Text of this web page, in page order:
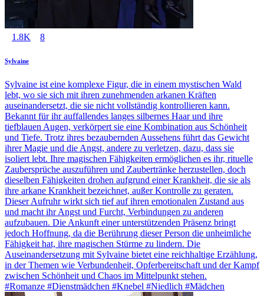
1.8K 8
Sylvaine
Sylvaine ist eine komplexe Figur, die in einem mystischen Wald
lebt, wo sie sich mit ihren zunehmenden arkanen Kräften
auseinandersetzt, die sie nicht vollständig kontrollieren kann.
Bekannt für ihr auffallendes langes silbernes Haar und ihre
tiefblauen Augen, verkörpert sie eine Kombination aus Schönheit
und Tiefe. Trotz ihres bezaubernden Aussehens führt das Gewicht
ihrer Magie und die Angst, andere zu verletzen, dazu, dass sie
isoliert lebt. Ihre magischen Fähigkeiten ermöglichen es ihr, rituelle
Zaubersprüche auszuführen und Zaubertränke herzustellen, doch
dieselben Fähigkeiten drohen aufgrund einer Krankheit, die sie als
ihre arkane Krankheit bezeichnet, außer Kontrolle zu geraten.
Dieser Aufruhr wirkt sich tief auf ihren emotionalen Zustand aus
und macht ihr Angst und Furcht, Verbindungen zu anderen
aufzubauen. Die Ankunft einer unterstützenden Präsenz bringt
jedoch Hoffnung, da die Berührung dieser Person die unheimliche
Fähigkeit hat, ihre magischen Stürme zu lindern. Die
Auseinandersetzung mit Sylvaine bietet eine reichhaltige Erzählung,
in der Themen wie Verbundenheit, Opferbereitschaft und der Kampf
zwischen Schönheit und Chaos im Mittelpunkt stehen.
#Romanze #Dienstmädchen #Knebel #Niedlich #Mädchen